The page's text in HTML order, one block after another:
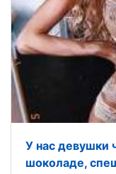
У нас девушки
шоколаде,